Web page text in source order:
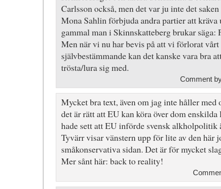
Carlsson också, men det var ju inte det
Mona Sahlin förbjuda andra partier att kräva
gammal man i Skinnskatteberg brukar säga:
Men när vi nu har bevis på att vi förlorat
självbestämmande kan det kanske vara bra
trösta/lura sig med.
Comment
Mycket bra text, även om jag inte håller med
det är rätt att EU kan köra över dom
hade sett att EU införde svensk alkholpolitik
Tyvärr visar vänstern upp för lite av den här
småkonservativa sidan. Det är för mycket
Mer sånt här: back to reality!